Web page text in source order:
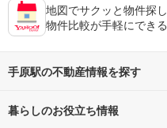
地図でサクッと物件探し
物件比較が手軽にできる
手原駅の不動産情報を探す
不動産・住宅
暮らしのお役立ち情報